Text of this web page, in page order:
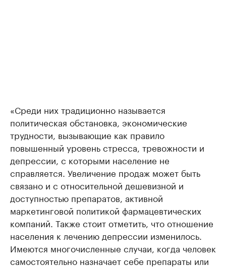
«Среди них традиционно называется
политическая обстановка, экономические
трудности, вызывающие как правило
повышенный уровень стресса, тревожности и
депрессии, с которыми население не
справляется. Увеличение продаж может быть
связано и с относительной дешевизной и
доступностью препаратов, активной
маркетинговой политикой фармацевтических
компаний. Также стоит отметить, что отношение
населения к лечению депрессии изменилось.
Имеются многочисленные случаи, когда человек
самостоятельно назначает себе препараты или